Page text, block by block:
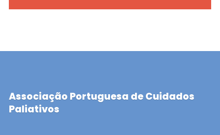
Associação Portuguesa de Cuidados
Paliativos